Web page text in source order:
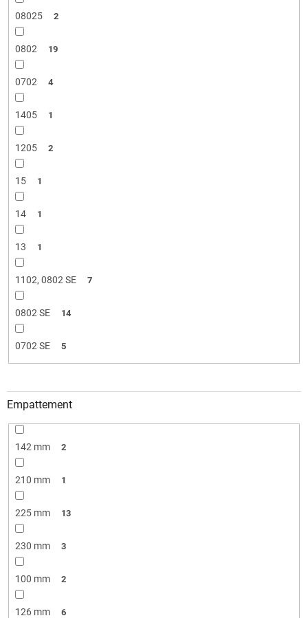
08025 2
0802 19
0702 4
1405 1
1205 2
15 1
14 1
13 1
1102, 0802 SE 7
0802 SE 14
0702 SE 5
Empattement
142 mm 2
210 mm 1
225 mm 13
230 mm 3
100 mm 2
126 mm 6